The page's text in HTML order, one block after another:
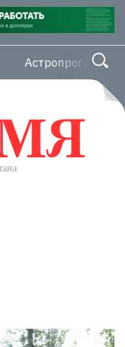
Астропрогноз